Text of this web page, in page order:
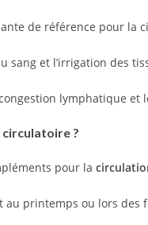
de référence pour la
sang et l’irrigation des
lymphatique et
circulatoire ?
pour la
au printemps ou lors des